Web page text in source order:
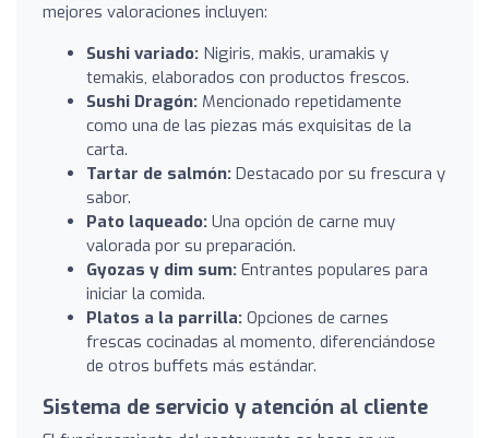
mejores valoraciones incluyen:
Sushi variado: Nigiris, makis, uramakis y
temakis, elaborados con productos frescos.
Sushi Dragón: Mencionado repetidamente
como una de las piezas más exquisitas de la
carta.
Tartar de salmón: Destacado por su frescura y
sabor.
Pato laqueado: Una opción de carne muy
valorada por su preparación.
Gyozas y dim sum: Entrantes populares para
iniciar la comida.
Platos a la parrilla: Opciones de carnes
frescas cocinadas al momento, diferenciándose
de otros buffets más estándar.
Sistema de servicio y atención al cliente